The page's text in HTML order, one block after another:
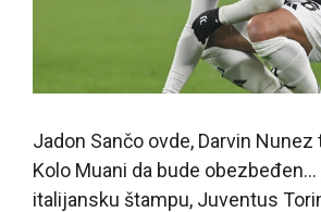
Jadon Sančo ovde, Darvin Nunez
Kolo Muani da bude
italijansku štampu, Juventus